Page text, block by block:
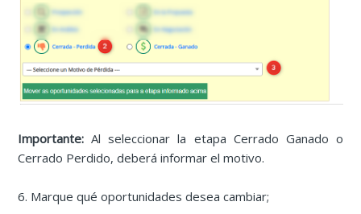
Importante: Al seleccionar la etapa Cerrado Ganado o
Cerrado Perdido, deberá informar el motivo.
6. Marque qué oportunidades desea cambiar;